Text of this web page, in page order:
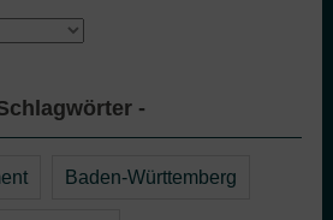
Baden-Württemberg